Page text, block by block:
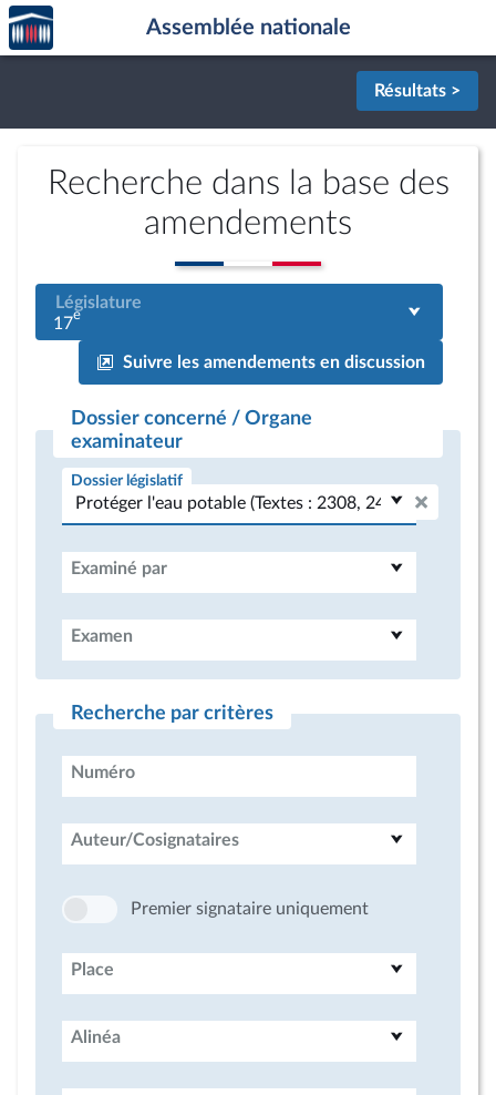
Aller au contenu
Aller en bas de la page
Accèder
à la
page
Assemblée nationale
Résultats >
Recherche dans la base des
amendements
Législature
17e
Suivre les amendements en discussion
Dossier concerné / Organe
examinateur
Dossier législatif
Examiné par
Examen
Recherche par critères
Numéro
Auteur/Cosignataires
Premier signataire uniquement
Place
Alinéa